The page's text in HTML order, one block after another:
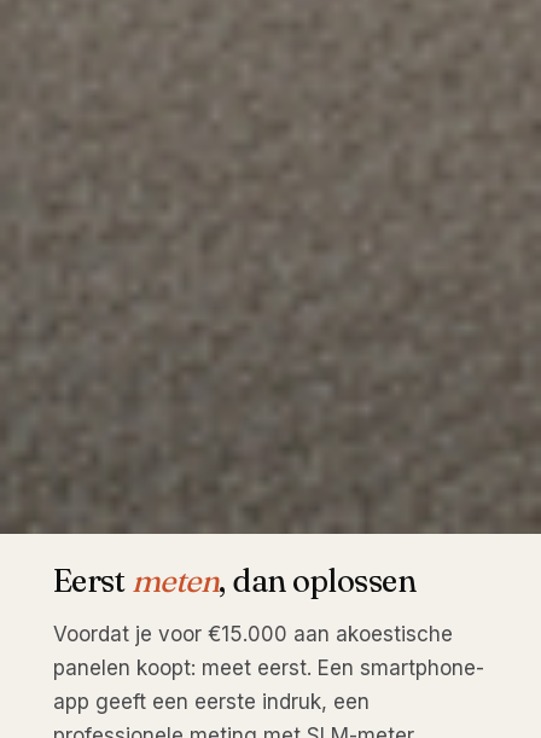
Eerstmeten, dan oplossen
Voordat je voor €15.000 aan akoestische
panelen koopt: meet eerst. Een smartphone-
app geeft een eerste indruk, een